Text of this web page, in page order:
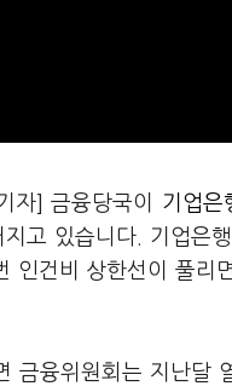
자] 금융당국이 기업
고 있습니다. 기업은
인건비 상한선이 풀리
금융위원회는 지난달